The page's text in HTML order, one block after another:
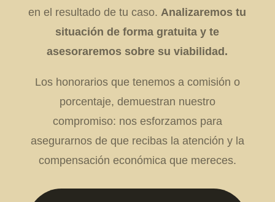
en el resultado de tu caso.Analizaremos tu
situación de forma gratuita y te
asesoraremos sobre su viabilidad.
Los honorarios que tenemos a comisión o
porcentaje, demuestran nuestro
compromiso: nos esforzamos para
asegurarnos de que recibas la atención y la
compensación económica que mereces.